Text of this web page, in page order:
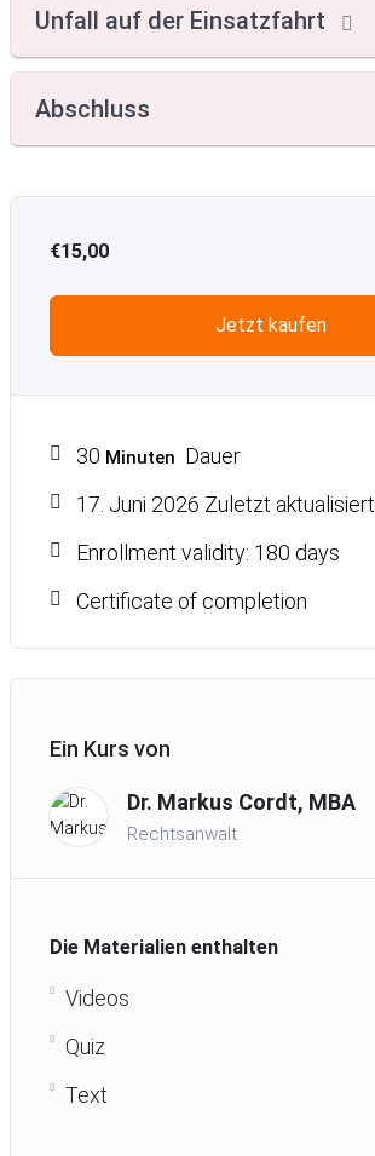
Unfall auf der Einsatzfahrt
Abschluss
€15,00
Jetzt kaufen
30 Minuten Dauer
17. Juni 2026 Zuletzt aktualisiert
Enrollment validity: 180 days
Certificate of completion
Ein Kurs von
Dr. Markus Cordt, MBA
Rechtsanwalt
Die Materialien enthalten
Videos
Quiz
Text